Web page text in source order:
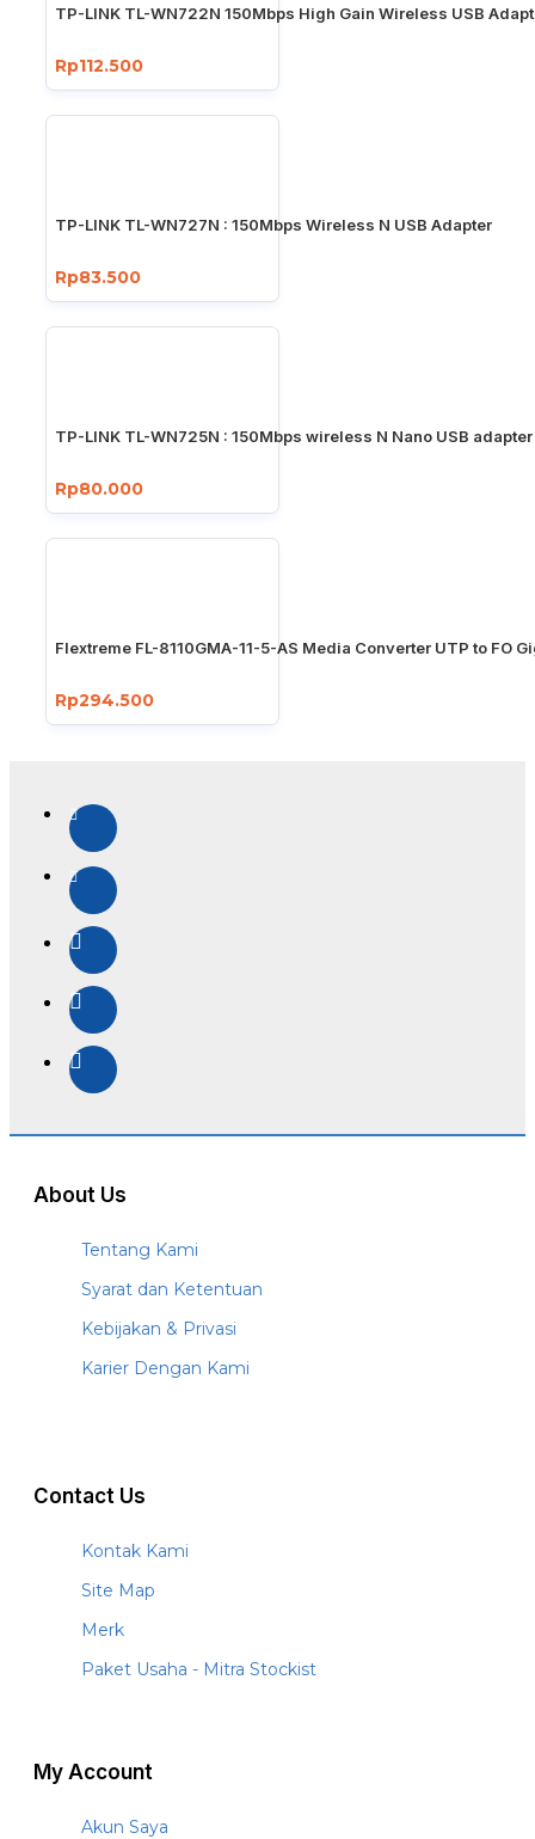
TP-LINK TL-WN722N 150Mbps High Gain Wireless USB
Rp112.500
TP-LINK TL-WN727N : 150Mbps Wireless N USB Adapter
Rp83.500
TP-LINK TL-WN725N : 150Mbps wireless N Nano USB adapter
Rp80.000
Flextreme FL-8110GMA-11-5-AS Media Converter UTP to FO
Rp294.500
About Us
Tentang Kami
Syarat dan Ketentuan
Kebijakan & Privasi
Karier Dengan Kami
Contact Us
Kontak Kami
Site Map
Merk
Paket Usaha - Mitra Stockist
My Account
Akun Saya